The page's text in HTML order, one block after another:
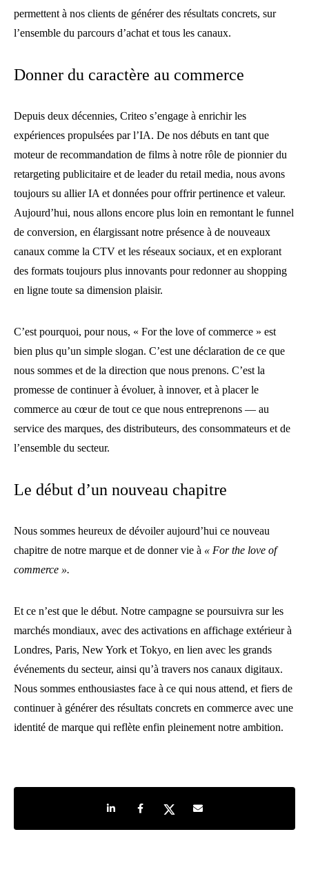
permettent à nos clients de générer des résultats concrets, sur
l’ensemble du parcours d’achat et tous les canaux.
Donner du caractère au commerce
Depuis deux décennies, Criteo s’engage à enrichir les
expériences propulsées par l’IA. De nos débuts en tant que
moteur de recommandation de films à notre rôle de pionnier du
retargeting publicitaire et de leader du retail media, nous avons
toujours su allier IA et données pour offrir pertinence et valeur.
Aujourd’hui, nous allons encore plus loin en remontant le funnel
de conversion, en élargissant notre présence à de nouveaux
canaux comme la CTV et les réseaux sociaux, et en explorant
des formats toujours plus innovants pour redonner au shopping
en ligne toute sa dimension plaisir.
C’est pourquoi, pour nous, « For the love of commerce » est
bien plus qu’un simple slogan. C’est une déclaration de ce que
nous sommes et de la direction que nous prenons. C’est la
promesse de continuer à évoluer, à innover, et à placer le
commerce au cœur de tout ce que nous entreprenons — au
service des marques, des distributeurs, des consommateurs et de
l’ensemble du secteur.
Le début d’un nouveau chapitre
Nous sommes heureux de dévoiler aujourd’hui ce nouveau
chapitre de notre marque et de donner vie à « For the love of
commerce ».
Et ce n’est que le début. Notre campagne se poursuivra sur les
marchés mondiaux, avec des activations en affichage extérieur à
Londres, Paris, New York et Tokyo, en lien avec les grands
événements du secteur, ainsi qu’à travers nos canaux digitaux.
Nous sommes enthousiastes face à ce qui nous attend, et fiers de
continuer à générer des résultats concrets en commerce avec une
identité de marque qui reflète enfin pleinement notre ambition.
Share on LinkedIn
Share on Facebook
Share on TwitterShare by e-mail